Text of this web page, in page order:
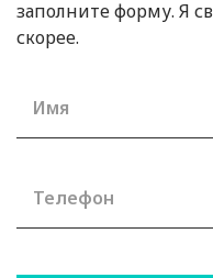
заполните форму. Я
скорее.
Имя
Телефон